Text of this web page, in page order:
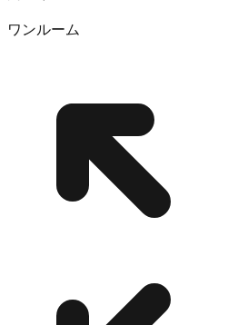
ワンルーム